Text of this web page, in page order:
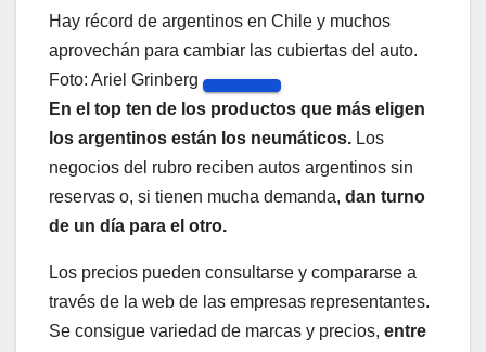
Hay récord de argentinos en Chile y muchos
aprovechán para cambiar las cubiertas del auto.
Foto: Ariel Grinberg
En el top ten de los productos que más eligen
los argentinos están los neumáticos. Los
negocios del rubro reciben autos argentinos sin
reservas o, si tienen mucha demanda, dan turno
de un día para el otro.
Los precios pueden consultarse y compararse a
través de la web de las empresas representantes.
Se consigue variedad de marcas y precios, entre